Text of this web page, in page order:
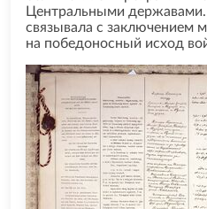
Центральными
связывала с заключением
на победоносный исход